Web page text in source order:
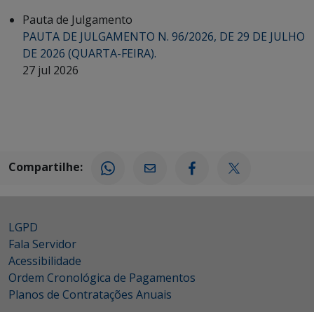
Pauta de Julgamento
PAUTA DE JULGAMENTO N. 96/2026, DE 29 DE JULHO
DE 2026 (QUARTA-FEIRA).
27 jul 2026
Compartilhe:
LGPD
Fala Servidor
Acessibilidade
Ordem Cronológica de Pagamentos
Planos de Contratações Anuais